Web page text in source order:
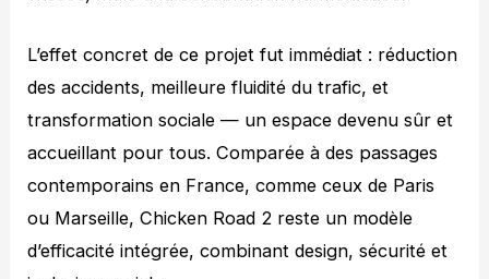
L’effet concret de ce projet fut immédiat : réduction
des accidents, meilleure fluidité du trafic, et
transformation sociale — un espace devenu sûr et
accueillant pour tous. Comparée à des passages
contemporains en France, comme ceux de Paris
ou Marseille, Chicken Road 2 reste un modèle
d’efficacité intégrée, combinant design, sécurité et